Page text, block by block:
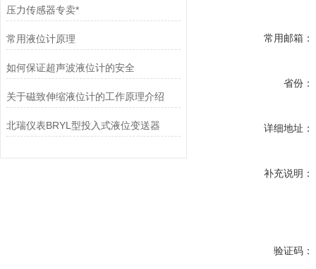
压力传感器专卖*
常用液位计原理
如何保证超声波液位计的安全
关于磁致伸缩液位计的工作原理介绍
北瑞仪表BRYL型投入式液位变送器
常用邮箱：
省份：
详细地址：
补充说明：
验证码：